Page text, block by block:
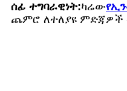
ሰፊ ተግባራዊነት:ካሬው
ጨምሮ ለተለያዩ ምድጃዎች